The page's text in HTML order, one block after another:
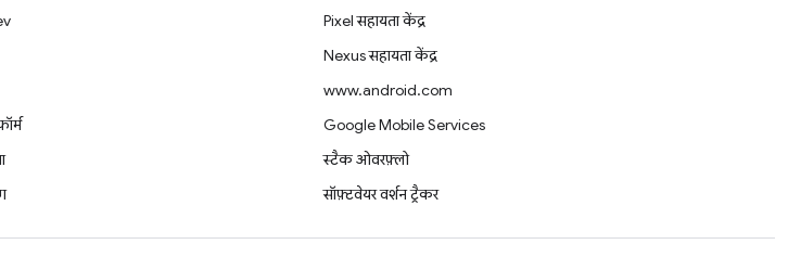
Pixel सहायता केंद्र
Nexus सहायता केंद्र
www.android.com
Google Mobile Services
स्टैक ओवरफ़्लो
सॉफ़्टवेयर वर्शन ट्रैकर